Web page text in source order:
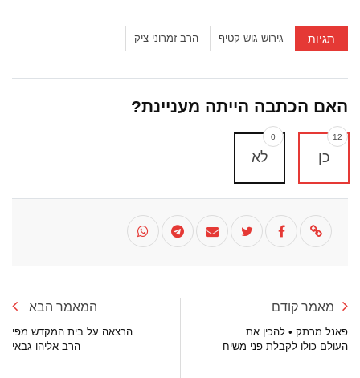
תגיות גירוש גוש קטיף הרב זמרוני ציק
האם הכתבה הייתה מעניינת?
כן
12
לא
0
מאמר קודם
פאנל מרתק • להכין את
העולם כולו לקבלת פני משיח
המאמר הבא
הרצאה על בית המקדש מפי
הרב אליהו גבאי